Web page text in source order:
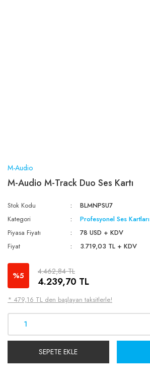
M-Audio
M-Audio M-Track Duo Ses Kartı
Stok Kodu
BLMNPSU7
Kategori
Profesyonel Ses Kartları
Piyasa Fiyatı
78 USD + KDV
Fiyat
3.719,03 TL + KDV
%5 4.462,84 TL
4.239,70 TL
* 479,16 TL den başlayan taksitlerle!
SEPETE EKLE